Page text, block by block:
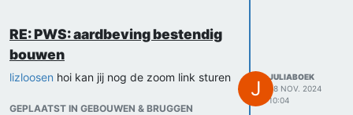
RE: PWS: aardbeving bestendig
bouwen
lizloosen hoi kan jij nog de zoom link sturen
GEPLAATST IN GEBOUWEN & BRUGGEN
J
JULIABOEK
28 NOV. 2024
10:04